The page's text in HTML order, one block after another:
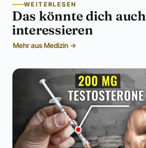
WEITERLESEN
Das könnte dich auch
interessieren
Mehr aus Medizin →